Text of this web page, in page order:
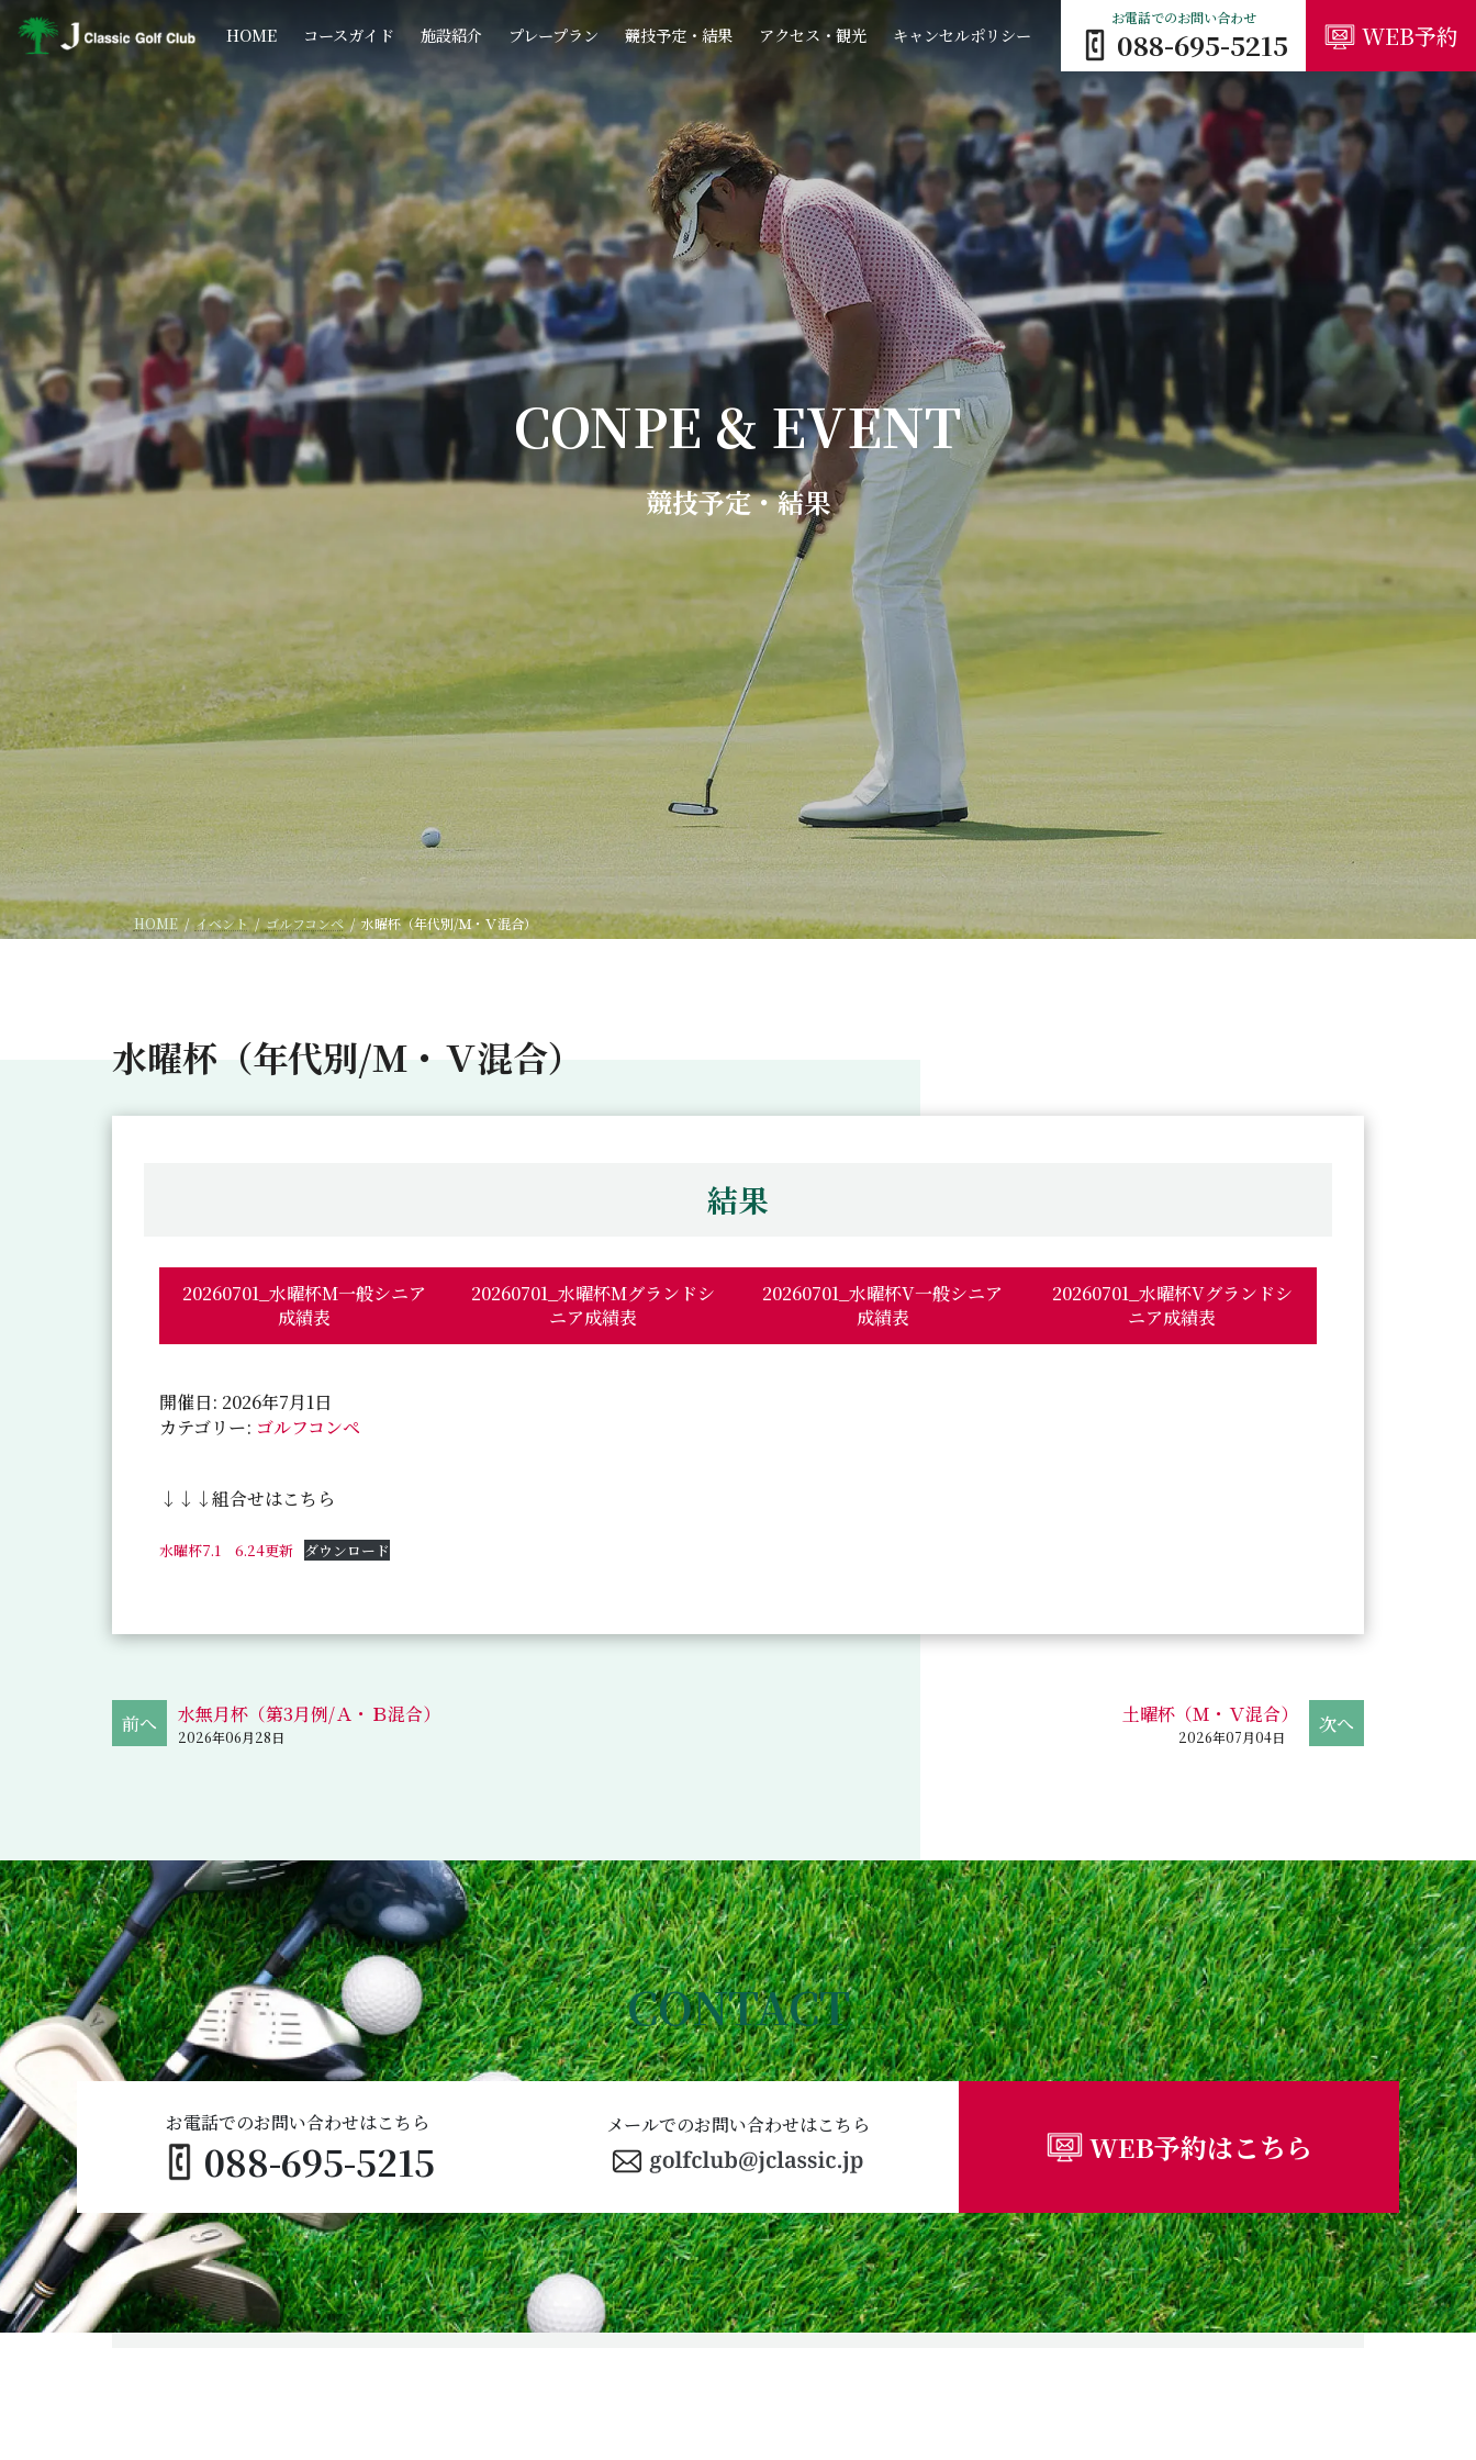
ツ
ス
キ
ッ
プ
シ
ン
に
移
動
HOME コースガイド 施設紹介 プレープラン 競技予定・結果 アクセス・観光 キャンセルポリシー
お電話でのお問い合わせ
088-695-5215 WEB予約
CONPE & EVENT
競技予定・結果
HOME イベント ゴルフコンペ 水曜杯（年代別/Ｍ・Ｖ混合）
水曜杯（年代別/Ｍ・Ｖ混合）
結果
20260701_水曜杯M一般シニア
成績表
20260701_水曜杯Mグランドシ
ニア成績表
20260701_水曜杯V一般シニア
成績表
20260701_水曜杯Vグランドシ
ニア成績表
開催日: 2026年7月1日
カテゴリー: ゴルフコンペ
↓↓↓組合せはこちら
水曜杯7.1 6.24更新 ダウンロード
水無月杯（第3月例/Ａ・Ｂ混合）
2026年06月28日
土曜杯（Ｍ・Ｖ混合）
2026年07月04日
CONTACT
088-695-5215
お電話でのお問い合わせはこちら メールでのお問い合わせはこちら
WEB予約はこちら